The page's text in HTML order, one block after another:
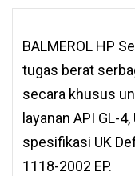
BALMEROL HP
tugas berat
secara khusus
layanan API GL-
spesifikasi UK
1118-2002 EP.